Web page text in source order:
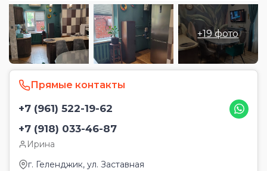
+19 фото
Прямые контакты
+7 (961) 522-19-62
+7 (918) 033-46-87
Ирина
г. Геленджик, ул. Заставная